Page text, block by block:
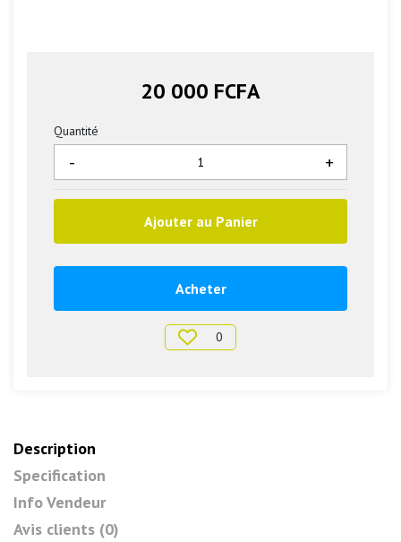
20 000 FCFA
Quantité
+
-
Ajouter au Panier
Acheter
0
Description
Specification
Info Vendeur
Avis clients (0)